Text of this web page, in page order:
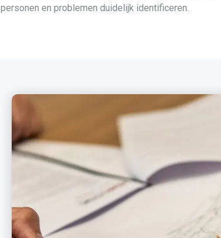
personen en problemen duidelijk identificeren.